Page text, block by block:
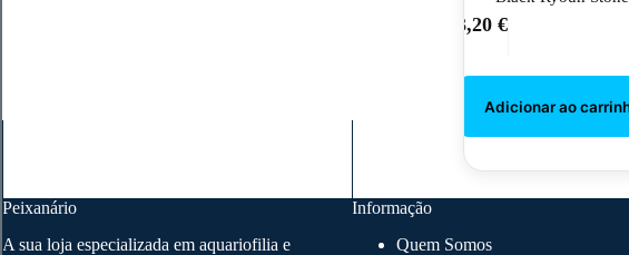
3,20 €
Peixanário
A sua loja especializada em aquariofilia e
Informação
Quem Somos